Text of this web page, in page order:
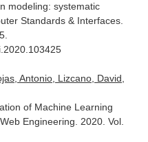
modeling: systematic
Standards & Interfaces.
Antonio, Lizcano, David,
of Machine Learning
Engineering . 2020. Vol.